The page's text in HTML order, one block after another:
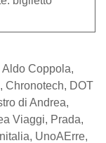
Coppola,
Chronotech, DOT
di Andrea,
Viaggi, Prada,
UnoAErre,